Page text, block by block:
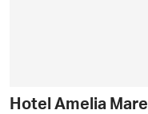
Hotel Amelia Mare